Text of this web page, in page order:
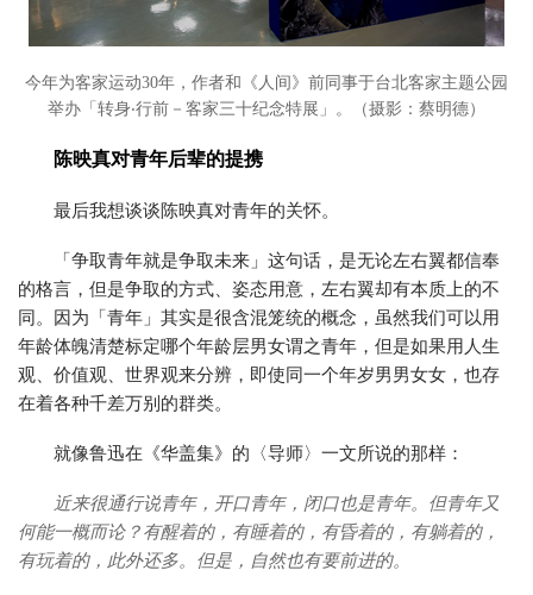
今年为客家运动30年，作者和《人间》前同事于台北客家主题公园
举办「转身‧行前－客家三十纪念特展」。（摄影：蔡明德）
陈映真对青年后辈的提携
最后我想谈谈陈映真对青年的关怀。
「争取青年就是争取未来」这句话，是无论左右翼都信奉
的格言，但是争取的方式、姿态用意，左右翼却有本质上的不
同。因为「青年」其实是很含混笼统的概念，虽然我们可以用
年龄体魄清楚标定哪个年龄层男女谓之青年，但是如果用人生
观、价值观、世界观来分辨，即使同一个年岁男男女女，也存
在着各种千差万别的群类。
就像鲁迅在《华盖集》的〈导师〉一文所说的那样：
近来很通行说青年，开口青年，闭口也是青年。但青年又
何能一概而论？有醒着的，有睡着的，有昏着的，有躺着的，
有玩着的，此外还多。但是，自然也有要前进的。